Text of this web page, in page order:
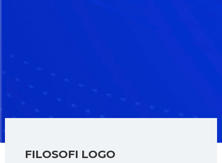
FILOSOFI LOGO